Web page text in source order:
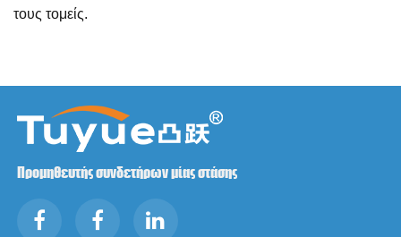
τους τομείς.
Προμηθευτής συνδετήρων μίας στάσης